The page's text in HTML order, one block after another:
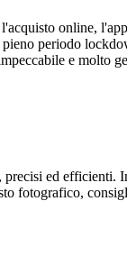
online,
periodo
e molto
precisi ed efficienti.
fotografico,